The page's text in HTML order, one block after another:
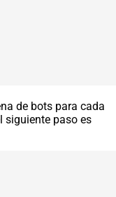
de bots para cada
siguiente paso es